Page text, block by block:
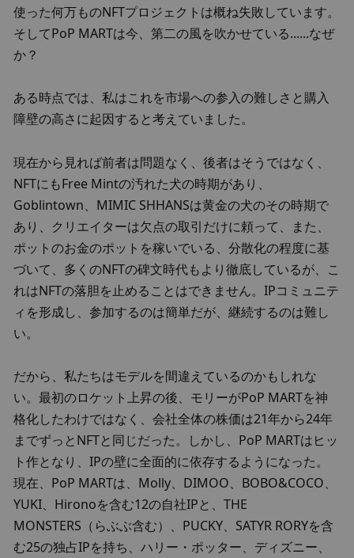
使った何万ものNFTプロジェクトは概ね失敗しています。
そしてPoP MARTは今、第二の風を吹かせている......なぜ
か？
ある時点では、私はこれを市場への参入の難しさと購入
障壁の高さに起因すると考えていました。
現在から見れば前者は問題なく、後者はそうではなく、
NFTにもFree Mintの汚れた犬の時期があり、
Goblintown、MIMIC SHHANSは黄金の犬のその時期で
あり、クリエイターは欠点の取引だけに頼って、また、
ポットのお金のポットを稼いでいる、分散化の程度に基
づいて、多くのNFTの碑文時代もより徹底しているが、こ
れはNFTの落胆を止めることはできません。IPコミュニテ
ィを形成し、参加するのは簡単だが、継続するのは難し
い。
だから、私たちはモデルを間違えているのかもしれな
い。最初のロケット上昇の後、モリーがPoP MARTを神
格化したわけではなく、会社全体の株価は21年から24年
までずっとNFTと同じだった。しかし、PoP MARTはヒッ
ト作となり、IPの壁に全面的に依存するようになった。
現在、PoP MARTは、Molly、DIMOO、BOBO&COCO、
YUKI、Hironoを含む12の自社IPと、THE
MONSTERS（らぶぶ含む）、PUCKY、SATYR RORYを含
む25の独占IPを持ち、ハリー・ポッター、ディズニー、